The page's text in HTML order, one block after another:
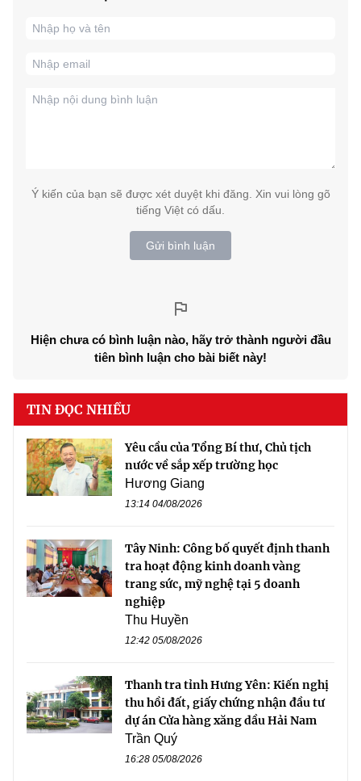
Ý kiến của bạn sẽ được xét duyệt khi đăng. Xin vui lòng gõ
tiếng Việt có dấu.
Gửi bình luận
Hiện chưa có bình luận nào, hãy trở thành người đầu
tiên bình luận cho bài biết này!
TIN ĐỌC NHIỀU
Yêu cầu của Tổng Bí thư, Chủ tịch
nước về sắp xếp trường học
Hương Giang
13:14 04/08/2026
Tây Ninh: Công bố quyết định thanh
tra hoạt động kinh doanh vàng
trang sức, mỹ nghệ tại 5 doanh
nghiệp
Thu Huyền
12:42 05/08/2026
Thanh tra tỉnh Hưng Yên: Kiến nghị
thu hồi đất, giấy chứng nhận đầu tư
dự án Cửa hàng xăng dầu Hải Nam
Trần Quý
16:28 05/08/2026